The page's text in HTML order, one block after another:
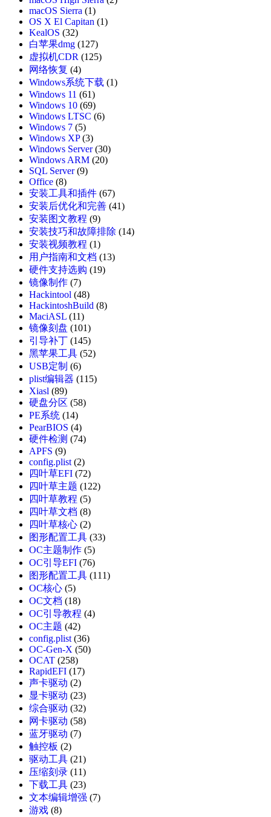
macOS Sierra (1)
OS X El Capitan (1)
KealOS (32)
白苹果dmg (127)
虚拟机CDR (125)
网络恢复 (4)
Windows系统下载 (1)
Windows 11 (61)
Windows 10 (69)
Windows LTSC (6)
Windows 7 (5)
Windows XP(3)
Windows Server(30)
Windows ARM (20)
SQL Server(9)
Office (8)
安装工具和插件 (67)
安装后优化和完善 (41)
安装图文教程 (9)
安装技巧和故障排除 (14)
安装视频教程 (1)
用户指南和文档 (13)
硬件支持选购 (19)
镜像制作 (7)
Hackintool (48)
HackintoshBuild (8)
MaciASL (11)
镜像刻盘 (101)
引导补丁 (145)
黑苹果工具 (52)
USB定制 (6)
plist编辑器 (115)
Xiasl (89)
硬盘分区 (58)
PE系统 (14)
PearBIOS (4)
硬件检测 (74)
APFS (9)
config.plist(2)
四叶草EFI (72)
四叶草主题 (122)
四叶草教程 (5)
四叶草文档 (8)
四叶草核心 (2)
图形配置工具 (33)
OC主题制作 (5)
OC引导EFI (76)
图形配置工具 (111)
OC核心 (5)
OC文档 (18)
OC引导教程 (4)
OC主题 (42)
config.plist(36)
OC-Gen-X (50)
OCAT (258)
RapidEFI (17)
声卡驱动 (2)
显卡驱动 (23)
综合驱动 (32)
网卡驱动 (58)
蓝牙驱动 (7)
触控板 (2)
驱动工具 (21)
压缩刻录 (11)
下载工具 (23)
文本编辑增强 (7)
游戏 (8)